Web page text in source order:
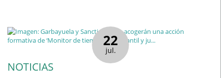
22
jul.
NOTICIAS